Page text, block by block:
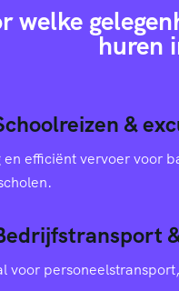
welke
huren
&
en efficiënt vervoer voor
voor